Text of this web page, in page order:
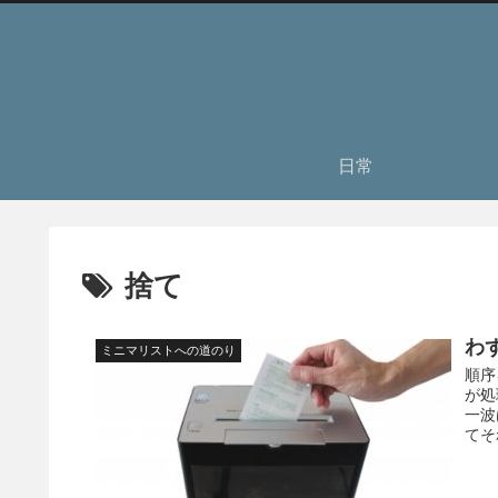
日常
捨て
ミニマリストへの道のり わ
順
が
一
て